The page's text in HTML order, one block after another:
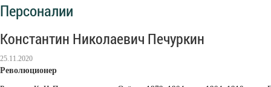
Персоналии
Константин Николаевич Печуркин
25.11.2020
Революционер